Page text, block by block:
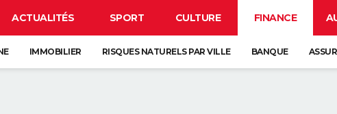
ACTUALITÉS SPORT CULTURE FINANCE
IMMOBILIER RISQUES NATURELS PAR VILLE BANQUE